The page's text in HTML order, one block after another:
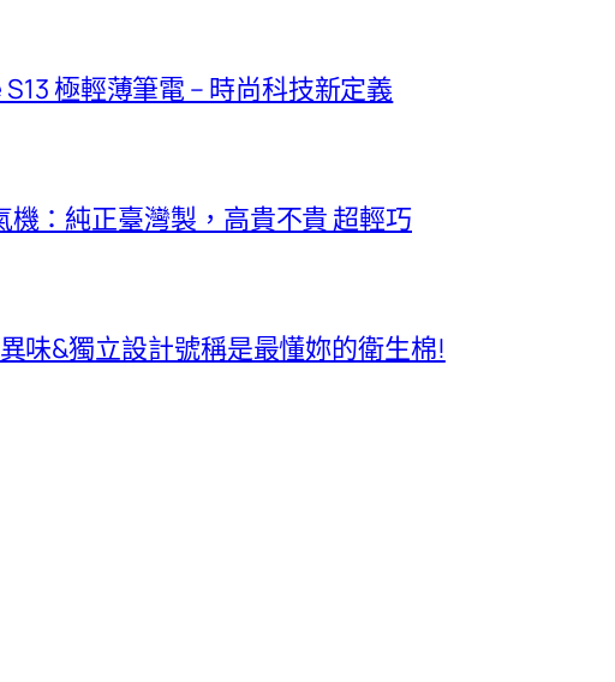
極輕薄筆電 – 時尚科技新定義
機：純正臺灣製，高貴不貴 超輕巧
味&獨立設計號稱是最懂妳的衛生棉!